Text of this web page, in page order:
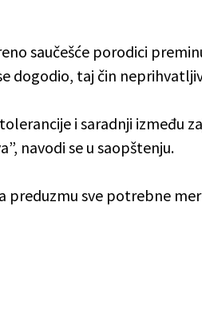
saučešće porodici
dogodio, taj čin
i saradnji između
navodi se u saopštenju.
preduzmu sve potrebne